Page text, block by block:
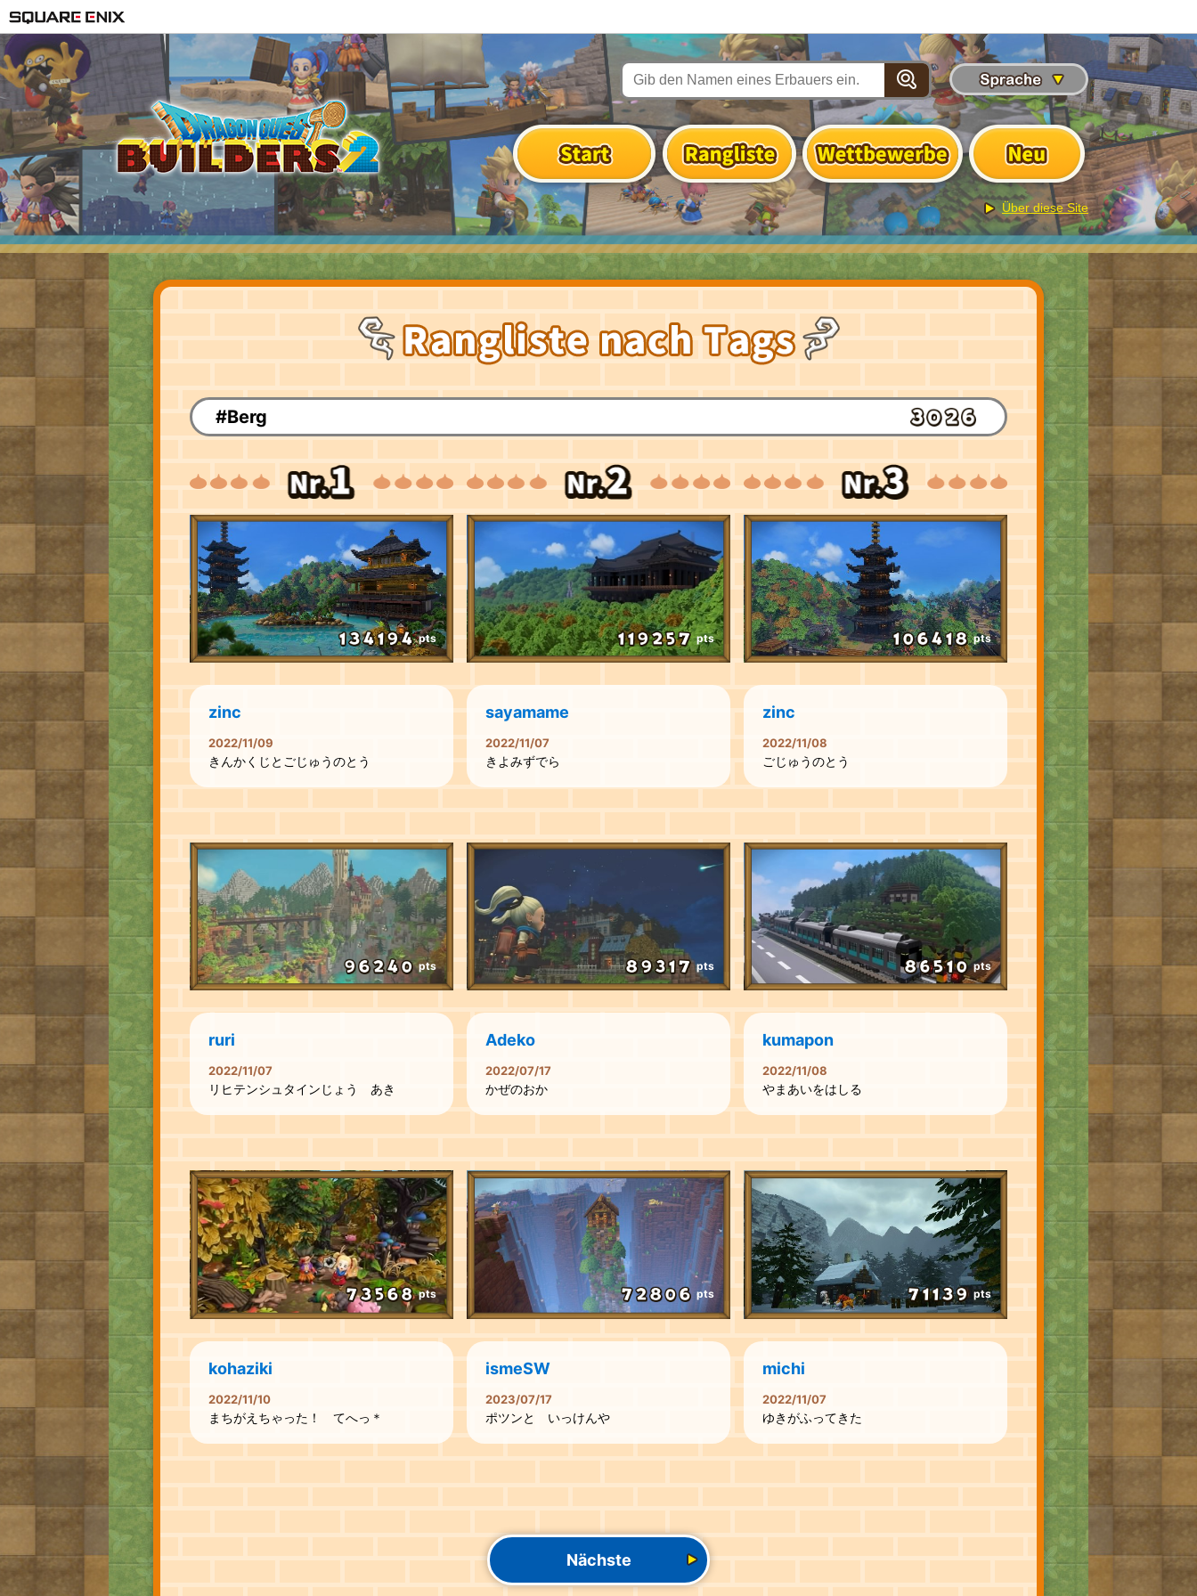
Über diese Site
#Berg
pts
zinc
2022/11/09
きんかくじとごじゅうのとう
pts
sayamame
2022/11/07
きよみずでら
pts
zinc
2022/11/08
ごじゅうのとう
pts
ruri
2022/11/07
リヒテンシュタインじょう あき
pts
Adeko
2022/07/17
かぜのおか
pts
kumapon
2022/11/08
やまあいをはしる
pts
kohaziki
2022/11/10
まちがえちゃった！ てへっ＊
pts
ismeSW
2023/07/17
ポツンと いっけんや
pts
michi
2022/11/07
ゆきがふってきた
Nächste